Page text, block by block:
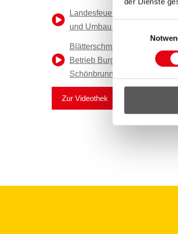
Landesfeuerwehrkommando
und Umbau präsentiert
Blätterschmaus aus dem
Betrieb Burgenland beliefert
Schönbrunn
Zur Videothek